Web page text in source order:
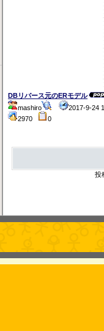
DBリバース元のERモデル
mashiro
2017-9-
2970
0
投